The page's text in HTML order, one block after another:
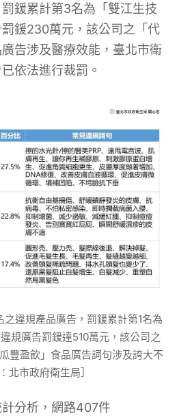
鍰累計第3名為「雙江生技
鍰230萬元，該公司之「代
告涉及醫療效能，臺北市衛
依法進行裁罰。
違規產品廣告，罰鍰累計第1名為
規廣告罰鍰達510萬元，該公司之
豐盈飲」食品廣告詞句涉及誇大不
北市政府衛生局］
分析，網路407件